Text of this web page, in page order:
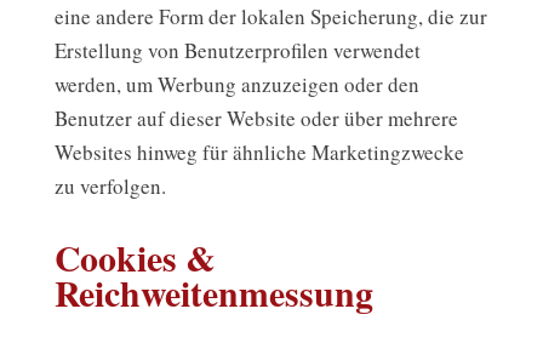
eine andere Form der lokalen Speicherung, die zur
Erstellung von Benutzerprofilen verwendet
werden, um Werbung anzuzeigen oder den
Benutzer auf dieser Website oder über mehrere
Websites hinweg für ähnliche Marketingzwecke
zu verfolgen.
Cookies &
Reichweitenmessung